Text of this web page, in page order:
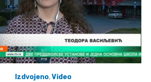
Izdvojeno,Video